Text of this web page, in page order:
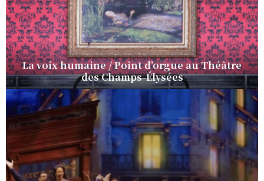
Il cappello di paglia di Firenze à Liège